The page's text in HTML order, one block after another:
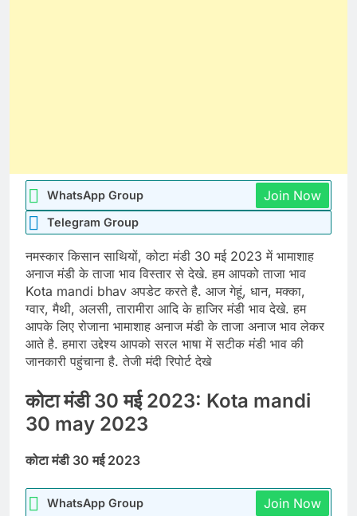
WhatsApp Group Join Now
Telegram Group
नमस्कार किसान साथियों, कोटा मंडी 30 मई 2023 में भामाशाह
अनाज मंडी के ताजा भाव विस्तार से देखे. हम आपको ताजा भाव
Kota mandi bhav अपडेट करते है. आज गेहूं, धान, मक्का,
ग्वार, मैथी, अलसी, तारामीरा आदि के हाजिर मंडी भाव देखे. हम
आपके लिए रोजाना भामाशाह अनाज मंडी के ताजा अनाज भाव लेकर
आते है. हमारा उद्देश्य आपको सरल भाषा में सटीक मंडी भाव की
जानकारी पहुंचाना है. तेजी मंदी रिपोर्ट देखे
कोटा मंडी 30 मई 2023: Kota mandi
30 may 2023
कोटा मंडी 30 मई 2023
WhatsApp Group Join Now